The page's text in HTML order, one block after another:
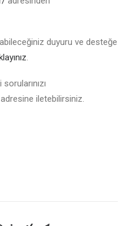
duyuru ve desteğe
.
adresine iletebilirsiniz.